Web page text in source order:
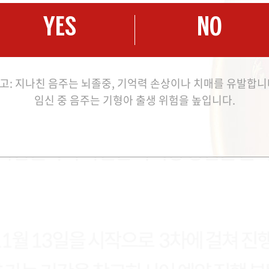
YES NO
: 지나친 음주는 뇌졸중, 기억력 손상이나 치매를 유발합
임신 중 음주는 기형아 출생 위험을 높입니다.